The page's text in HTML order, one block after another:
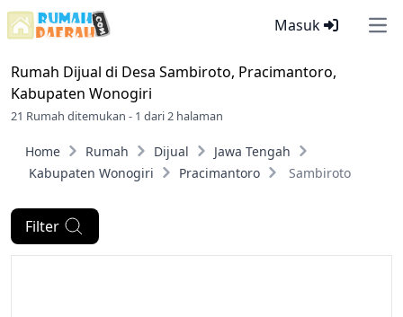
Masuk
Rumah Dijual di Desa Sambiroto, Pracimantoro,
Kabupaten Wonogiri
21 Rumah ditemukan - 1 dari 2 halaman
Home Rumah Dijual
Jawa Tengah
Kabupaten Wonogiri
Pracimantoro Sambiroto
Filter